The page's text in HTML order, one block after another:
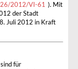
2012/VI-61
). Mit
der Stadt
Juli 2012 in Kraft
für